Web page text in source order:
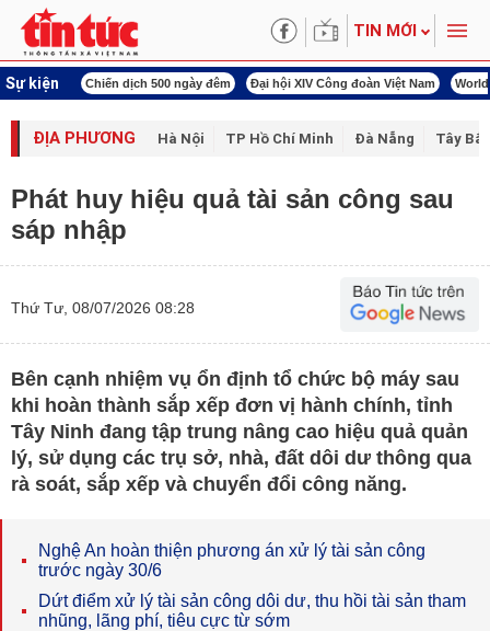
TIN MỚI
Sự kiện
ngày đêm Đại hội XIV Công đoàn Việt Nam World Cup 2026 Kỳ họp thứ
ĐỊA PHƯƠNG Hà Nội TP Hồ Chí Minh Đà Nẵng Tây
Phát huy hiệu quả tài sản công sau
sáp nhập
Thứ Tư, 08/07/2026 08:28
Bên cạnh nhiệm vụ ổn định tổ chức bộ máy sau
khi hoàn thành sắp xếp đơn vị hành chính, tỉnh
Tây Ninh đang tập trung nâng cao hiệu quả quản
lý, sử dụng các trụ sở, nhà, đất dôi dư thông qua
rà soát, sắp xếp và chuyển đổi công năng.
Nghệ An hoàn thiện phương án xử lý tài sản công
trước ngày 30/6
Dứt điểm xử lý tài sản công dôi dư, thu hồi tài sản tham
nhũng, lãng phí, tiêu cực từ sớm